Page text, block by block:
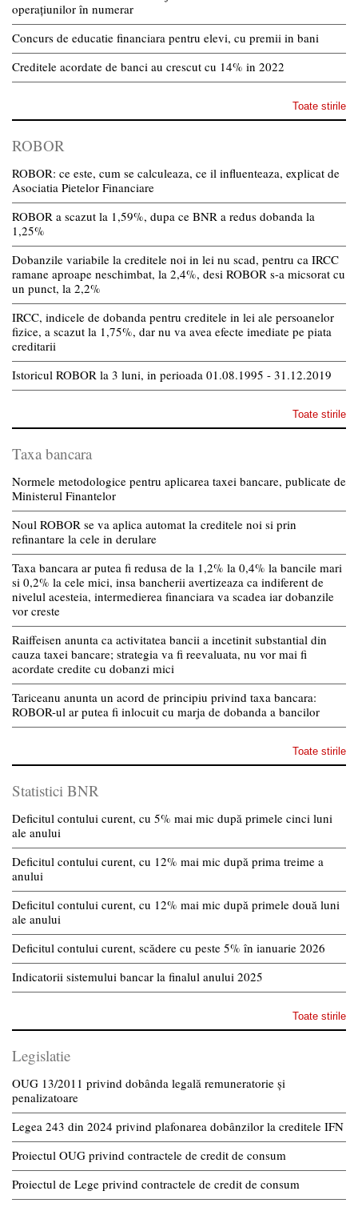
operațiunilor în numerar
Concurs de educatie financiara pentru elevi, cu premii in bani
Creditele acordate de banci au crescut cu 14% in 2022
Toate stirile
ROBOR
ROBOR: ce este, cum se calculeaza, ce il influenteaza, explicat de
Asociatia Pietelor Financiare
ROBOR a scazut la 1,59%, dupa ce BNR a redus dobanda la
1,25%
Dobanzile variabile la creditele noi in lei nu scad, pentru ca IRCC
ramane aproape neschimbat, la 2,4%, desi ROBOR s-a micsorat cu
un punct, la 2,2%
IRCC, indicele de dobanda pentru creditele in lei ale persoanelor
fizice, a scazut la 1,75%, dar nu va avea efecte imediate pe piata
creditarii
Istoricul ROBOR la 3 luni, in perioada 01.08.1995 - 31.12.2019
Toate stirile
Taxa bancara
Normele metodologice pentru aplicarea taxei bancare, publicate de
Ministerul Finantelor
Noul ROBOR se va aplica automat la creditele noi si prin
refinantare la cele in derulare
Taxa bancara ar putea fi redusa de la 1,2% la 0,4% la bancile mari
si 0,2% la cele mici, insa bancherii avertizeaza ca indiferent de
nivelul acesteia, intermedierea financiara va scadea iar dobanzile
vor creste
Raiffeisen anunta ca activitatea bancii a incetinit substantial din
cauza taxei bancare; strategia va fi reevaluata, nu vor mai fi
acordate credite cu dobanzi mici
Tariceanu anunta un acord de principiu privind taxa bancara:
ROBOR-ul ar putea fi inlocuit cu marja de dobanda a bancilor
Toate stirile
Statistici BNR
Deficitul contului curent, cu 5% mai mic după primele cinci luni
ale anului
Deficitul contului curent, cu 12% mai mic după prima treime a
anului
Deficitul contului curent, cu 12% mai mic după primele două luni
ale anului
Deficitul contului curent, scădere cu peste 5% în ianuarie 2026
Indicatorii sistemului bancar la finalul anului 2025
Toate stirile
Legislatie
OUG 13/2011 privind dobânda legală remuneratorie și
penalizatoare
Legea 243 din 2024 privind plafonarea dobânzilor la creditele IFN
Proiectul OUG privind contractele de credit de consum
Proiectul de Lege privind contractele de credit de consum